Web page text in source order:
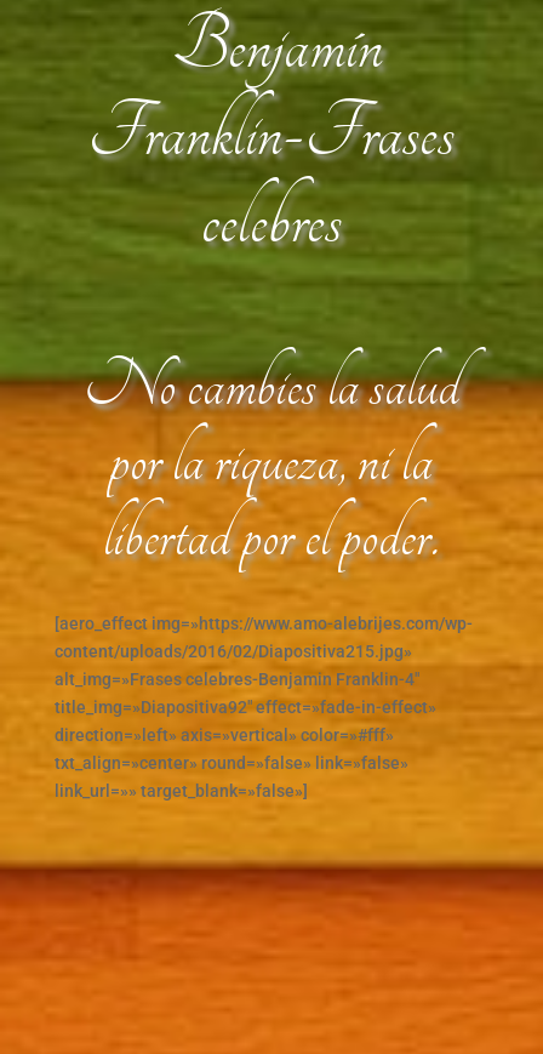
Benjamín
Franklin-Frases
celebres
No cambies la salud
por la riqueza, ni la
libertad por el poder.
[aero_effect img=»https://www.amo-alebrijes.com/wp-
content/uploads/2016/02/Diapositiva215.jpg»
alt_img=»Frases celebres-Benjamin Franklin-4″
title_img=»Diapositiva92″ effect=»fade-in-effect»
direction=»left» axis=»vertical» color=»#fff»
txt_align=»center» round=»false» link=»false»
link_url=»» target_blank=»false»]